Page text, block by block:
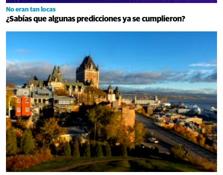
No eran tan locas
¿Sabías que algunas predicciones ya se cumplieron?